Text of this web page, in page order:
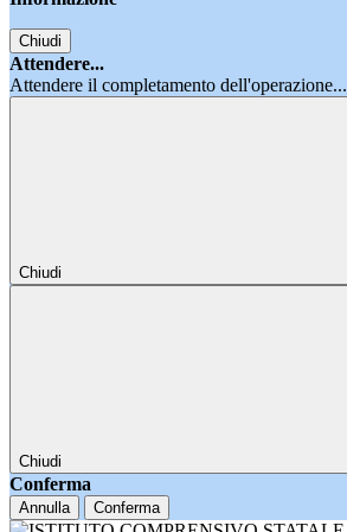
Chiudi
Attendere...
Attendere il completamento dell'operazione...
Chiudi
Chiudi
Conferma
Annulla Conferma